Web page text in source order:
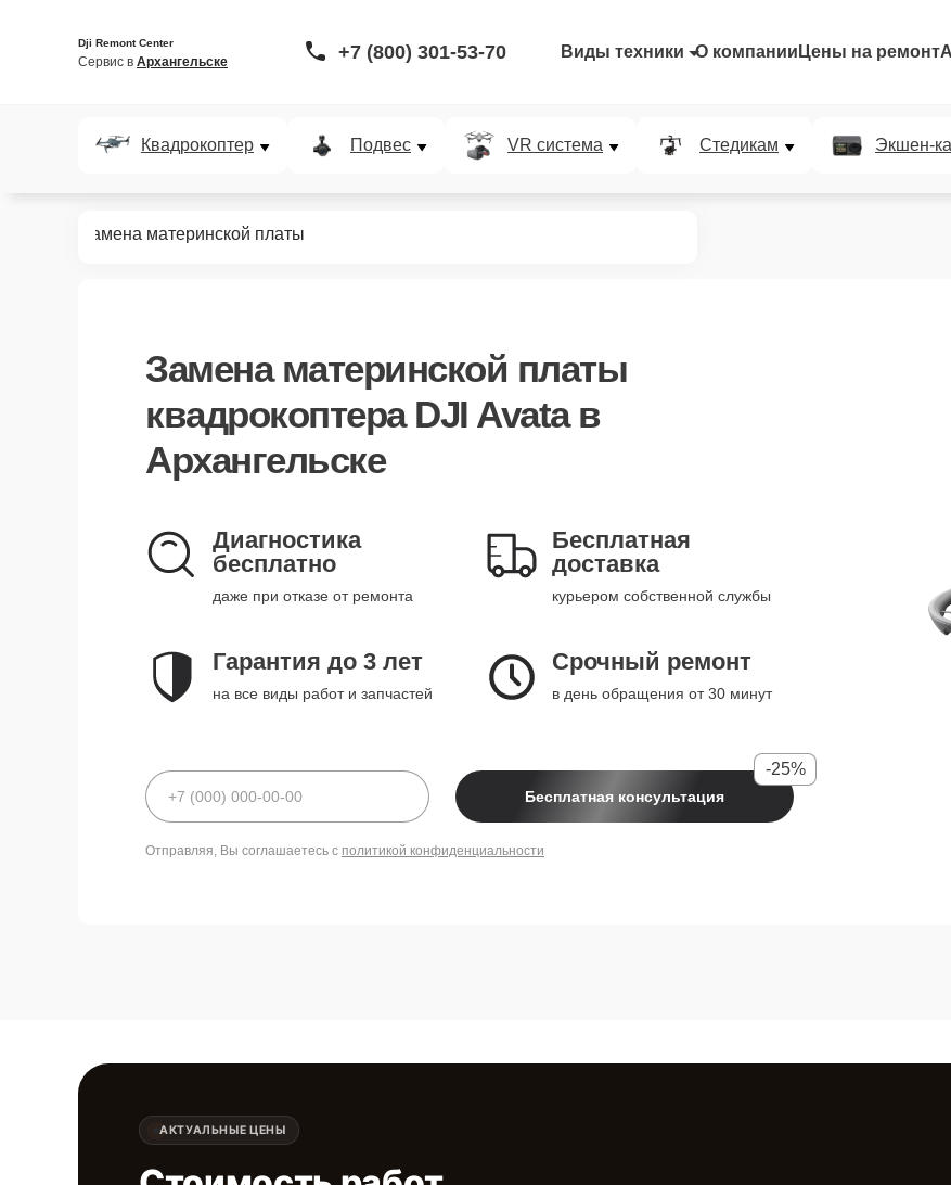
Dji Remont Center
Сервис в Архангельске +7 (800) 301-53-70 Виды техники О компании Цены на ремонт
Квадрокоптер Подвес VR система Стедикам Экшен-
Замена материнской платы
Замена материнской платы
квадрокоптера DJI Avata в
Архангельске
Диагностика
бесплатно
даже при отказе от ремонта
Бесплатная
доставка
курьером собственной службы
Гарантия до 3 лет
на все виды работ и запчастей
Срочный ремонт
в день обращения от 30 минут
Бесплатная консультация
-25%
Отправляя, Вы соглашаетесь с политикой конфиденциальности
АКТУАЛЬНЫЕ ЦЕНЫ